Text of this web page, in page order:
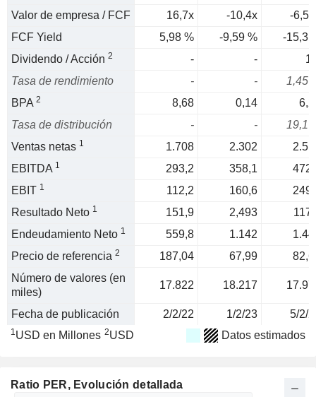
Valor de empresa / FCF 16,7x -10,4x
-
FCF Yield
5,98 % -9,59 %
-15,3
Dividendo / Acción 2 - -
Tasa de rendimiento
- -
1,45
BPA 2 8,68 0,14
Tasa de distribución
- -
19,1
Ventas netas 1 1.708 2.302
EBITDA 1 293,2 358,1
EBIT 1 112,2 160,6
Resultado Neto 1 151,9 2,493
Endeudamiento Neto 1 559,8 1.142
Precio de referencia 2 187,04 67,99
Número de valores (en
miles)
17.822 18.217
Fecha de publicación 2/2/22 1/2/23 5/2/
1USD en Millones 2USD Datos estimados
Ratio PER, Evolución detallada